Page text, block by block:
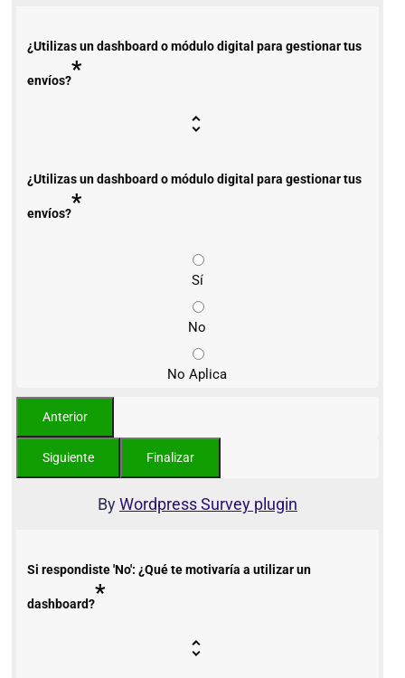
¿Utilizas un dashboard o módulo digital para gestionar tus
envíos?*
¿Utilizas un dashboard o módulo digital para gestionar tus
envíos?*
Sí
No
No Aplica
ByWordpress Survey plugin
Si respondiste 'No': ¿Qué te motivaría a utilizar un
dashboard?*